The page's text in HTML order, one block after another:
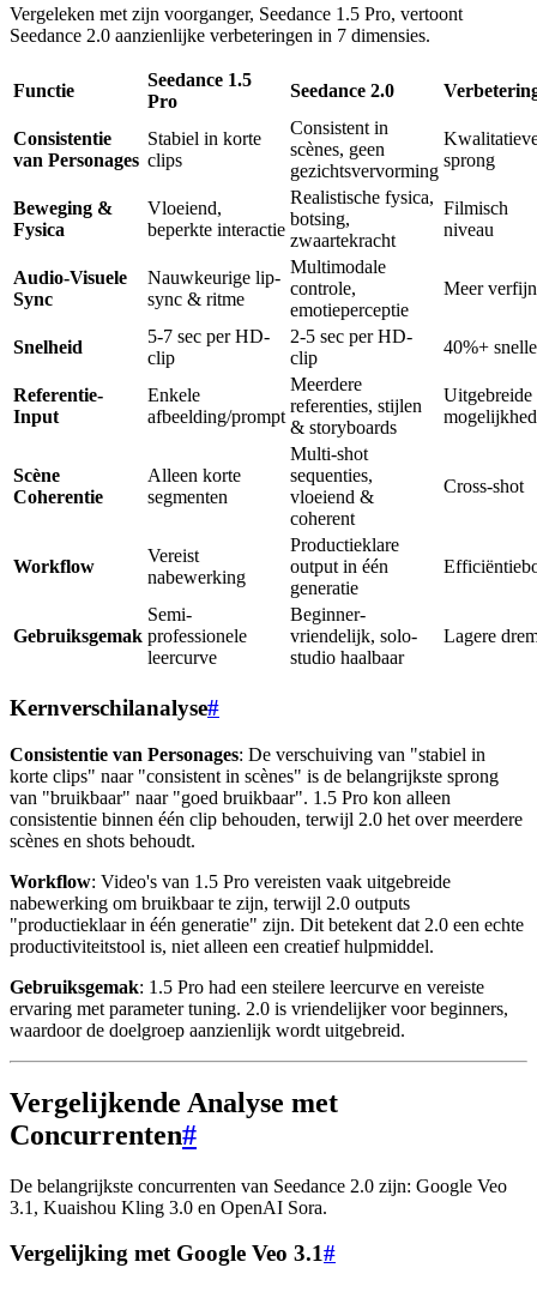
Vergeleken met zijn voorganger, Seedance 1.5 Pro, vertoont
Seedance 2.0 aanzienlijke verbeteringen in 7 dimensies.
Functie
Seedance 1.5
Pro
Seedance 2.0
Consistentie
van Personages
Stabiel in korte
clips
Consistent in
scènes, geen
gezichtsvervorming
sprong
Beweging &
Fysica
Vloeiend,
beperkte interactie
Realistische fysica,
botsing,
zwaartekracht
Filmisch
niveau
Audio-Visuele
Sync
Nauwkeurige lip-
sync & ritme
Multimodale
controle,
emotieperceptie
Meer
Snelheid
5-7 sec per HD-
clip
2-5 sec per HD-
clip
40%+
Referentie-
Input
Enkele
afbeelding/prompt
Meerdere
referenties, stijlen
& storyboards
Uitgebreide
Scène
Coherentie
Alleen korte
segmenten
Multi-shot
sequenties,
vloeiend &
coherent
Cross-shot
Workflow
Vereist
nabewerking
Productieklare
output in één
generatie
Gebruiksgemak
Semi-
professionele
leercurve
Beginner-
vriendelijk, solo-
studio haalbaar
Lagere
Kernverschilanalyse#
Consistentie van Personages: De verschuiving van "stabiel in
korte clips" naar "consistent in scènes" is de belangrijkste sprong
van "bruikbaar" naar "goed bruikbaar". 1.5 Pro kon alleen
consistentie binnen één clip behouden, terwijl 2.0 het over meerdere
scènes en shots behoudt.
Workflow: Video's van 1.5 Pro vereisten vaak uitgebreide
nabewerking om bruikbaar te zijn, terwijl 2.0 outputs
"productieklaar in één generatie" zijn. Dit betekent dat 2.0 een echte
productiviteitstool is, niet alleen een creatief hulpmiddel.
Gebruiksgemak: 1.5 Pro had een steilere leercurve en vereiste
ervaring met parameter tuning. 2.0 is vriendelijker voor beginners,
waardoor de doelgroep aanzienlijk wordt uitgebreid.
Vergelijkende Analyse met
Concurrenten#
De belangrijkste concurrenten van Seedance 2.0 zijn: Google Veo
3.1, Kuaishou Kling 3.0 en OpenAI Sora.
Vergelijking met Google Veo 3.1#